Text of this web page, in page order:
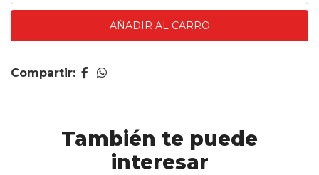
Compartir:
También te puede
interesar